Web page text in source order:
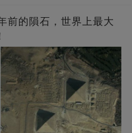
前的隕石，世界上最大